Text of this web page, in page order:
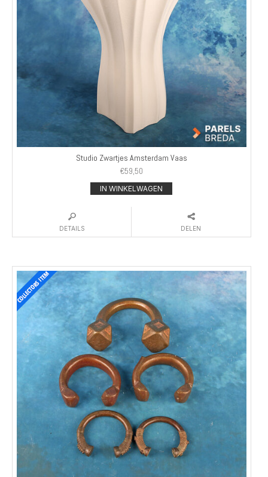
Studio Zwartjes Amsterdam Vaas
€59,50
IN WINKELWAGEN
DETAILS DELEN